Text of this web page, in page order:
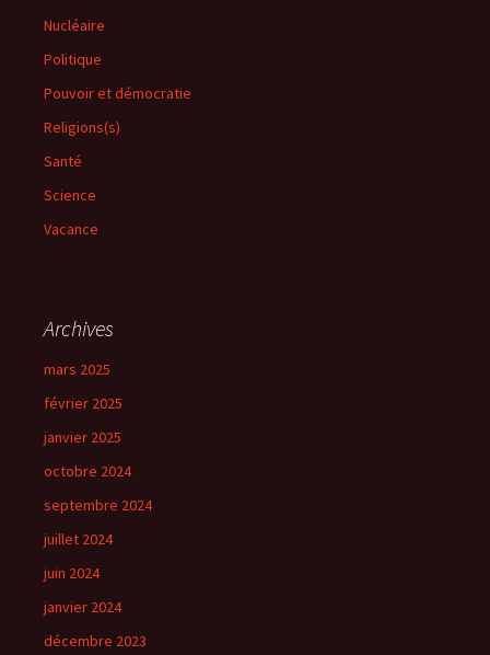
Nucléaire
Politique
Pouvoir et démocratie
Religions(s)
Santé
Science
Vacance
Archives
mars 2025
février 2025
janvier 2025
octobre 2024
septembre 2024
juillet 2024
juin 2024
janvier 2024
décembre 2023